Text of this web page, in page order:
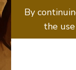
By
the